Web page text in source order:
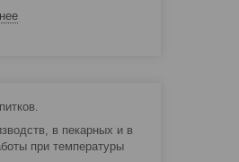
в пекарных и в
при температуры